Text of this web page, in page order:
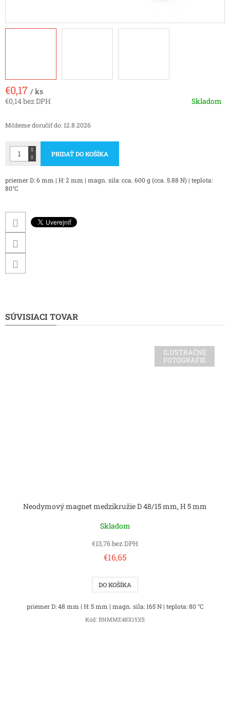
€0,17 / ks
€0,14 bez DPH
cena:
Skladom
Môžeme doručiť do:12.8.2026
PRIDAŤ DO KOŠÍKA
priemer D: 6 mm | H: 2 mm | magn. sila: cca. 600 g (cca. 5.88 N) | teplota:
80°C
SÚVISIACI TOVAR
ILUSTRAČNÉ
FOTOGRAFIE
Neodymový magnet medzikružie D 48/15 mm, H 5 mm
Skladom
€13,76 bez DPH
€16,65
DO KOŠÍKA
priemer D: 48 mm | H: 5 mm | magn. sila: 165 N | teplota: 80 °C
Kód: BNMME48X15X5